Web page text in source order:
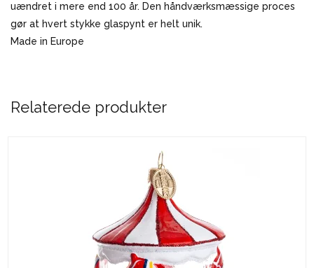
uændret i mere end 100 år. Den håndværksmæssige proces
gør at hvert stykke glaspynt er helt unik.
Made in Europe
Relaterede produkter